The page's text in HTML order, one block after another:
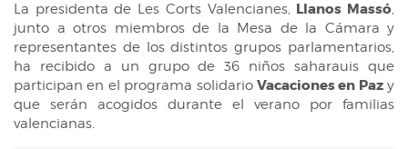
La presidenta de Les Corts Valencianes, Llanos Massó,
junto a otros miembros de la Mesa de la Cámara y
representantes de los distintos grupos parlamentarios,
ha recibido a un grupo de 36 niños saharauis que
participan en el programa solidario Vacaciones en Pazy
que serán acogidos durante el verano por familias
valencianas.